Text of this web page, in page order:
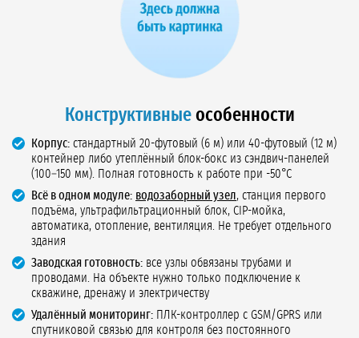
Конструктивныеособенности
Корпус: стандартный 20-футовый (6 м) или 40-футовый (12 м)
контейнер либо утеплённый блок-бокс из сэндвич-панелей
(100–150 мм). Полная готовность к работе при -50°C
Всё в одном модуле: водозаборный узел, станция первого
подъёма, ультрафильтрационный блок, CIP-мойка,
автоматика, отопление, вентиляция. Не требует отдельного
здания
Заводская готовность: все узлы обвязаны трубами и
проводами. На объекте нужно только подключение к
скважине, дренажу и электричеству
Удалённый мониторинг: ПЛК-контроллер с GSM/GPRS или
спутниковой связью для контроля без постоянного